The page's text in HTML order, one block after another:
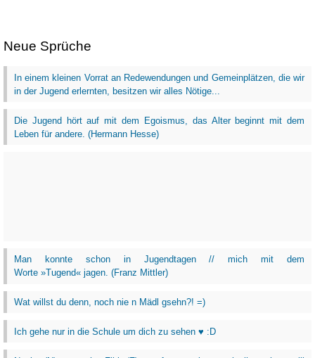
Neue Sprüche
In einem kleinen Vorrat an Redewendungen und Gemeinplätzen, die wir
in der Jugend erlernten, besitzen wir alles Nötige...
Die Jugend hört auf mit dem Egoismus, das Alter beginnt mit dem
Leben für andere. (Hermann Hesse)
Man konnte schon in Jugendtagen // mich mit dem
Worte »Tugend« jagen. (Franz Mittler)
Wat willst du denn, noch nie n Mädl gsehn?! =)
Ich gehe nur in die Schule um dich zu sehen ♥ :D